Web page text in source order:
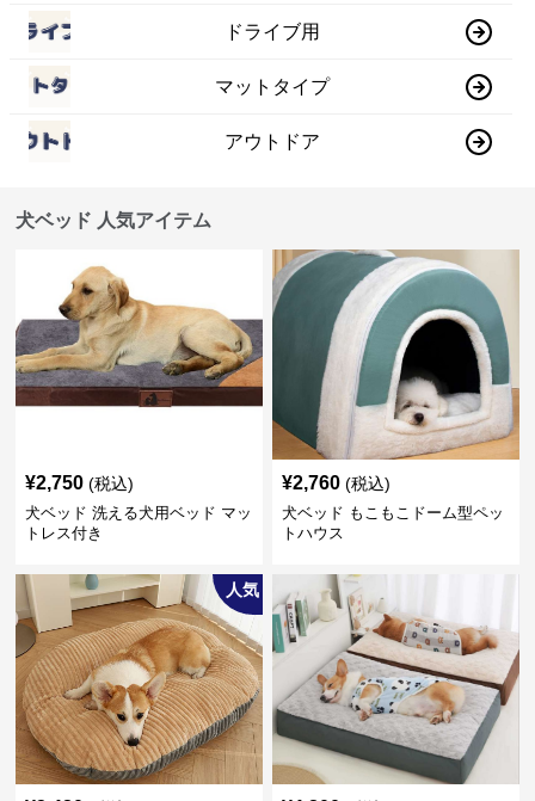
ドライブ用
マットタイプ
アウトドア
犬ベッド 人気アイテム
¥2,750 (税込)
犬ベッド 洗える犬用ベッド マッ
トレス付き
¥2,760 (税込)
犬ベッド もこもこドーム型ペッ
トハウス
人気